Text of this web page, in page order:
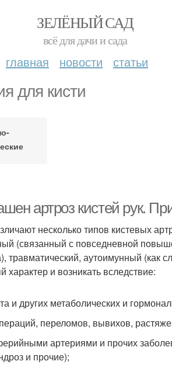
ЗЕЛЁНЫЙ САД
всё для дачи и сада
главная новости статьи
для кисти
артроз кистей рук.
несколько типов кистевых
(связанный с повседневной
травматический, аутоимунный (как
характер и возникать вследствие:
и других метаболических и
переломов, вывихов,
артериями и прочих
и прочие);